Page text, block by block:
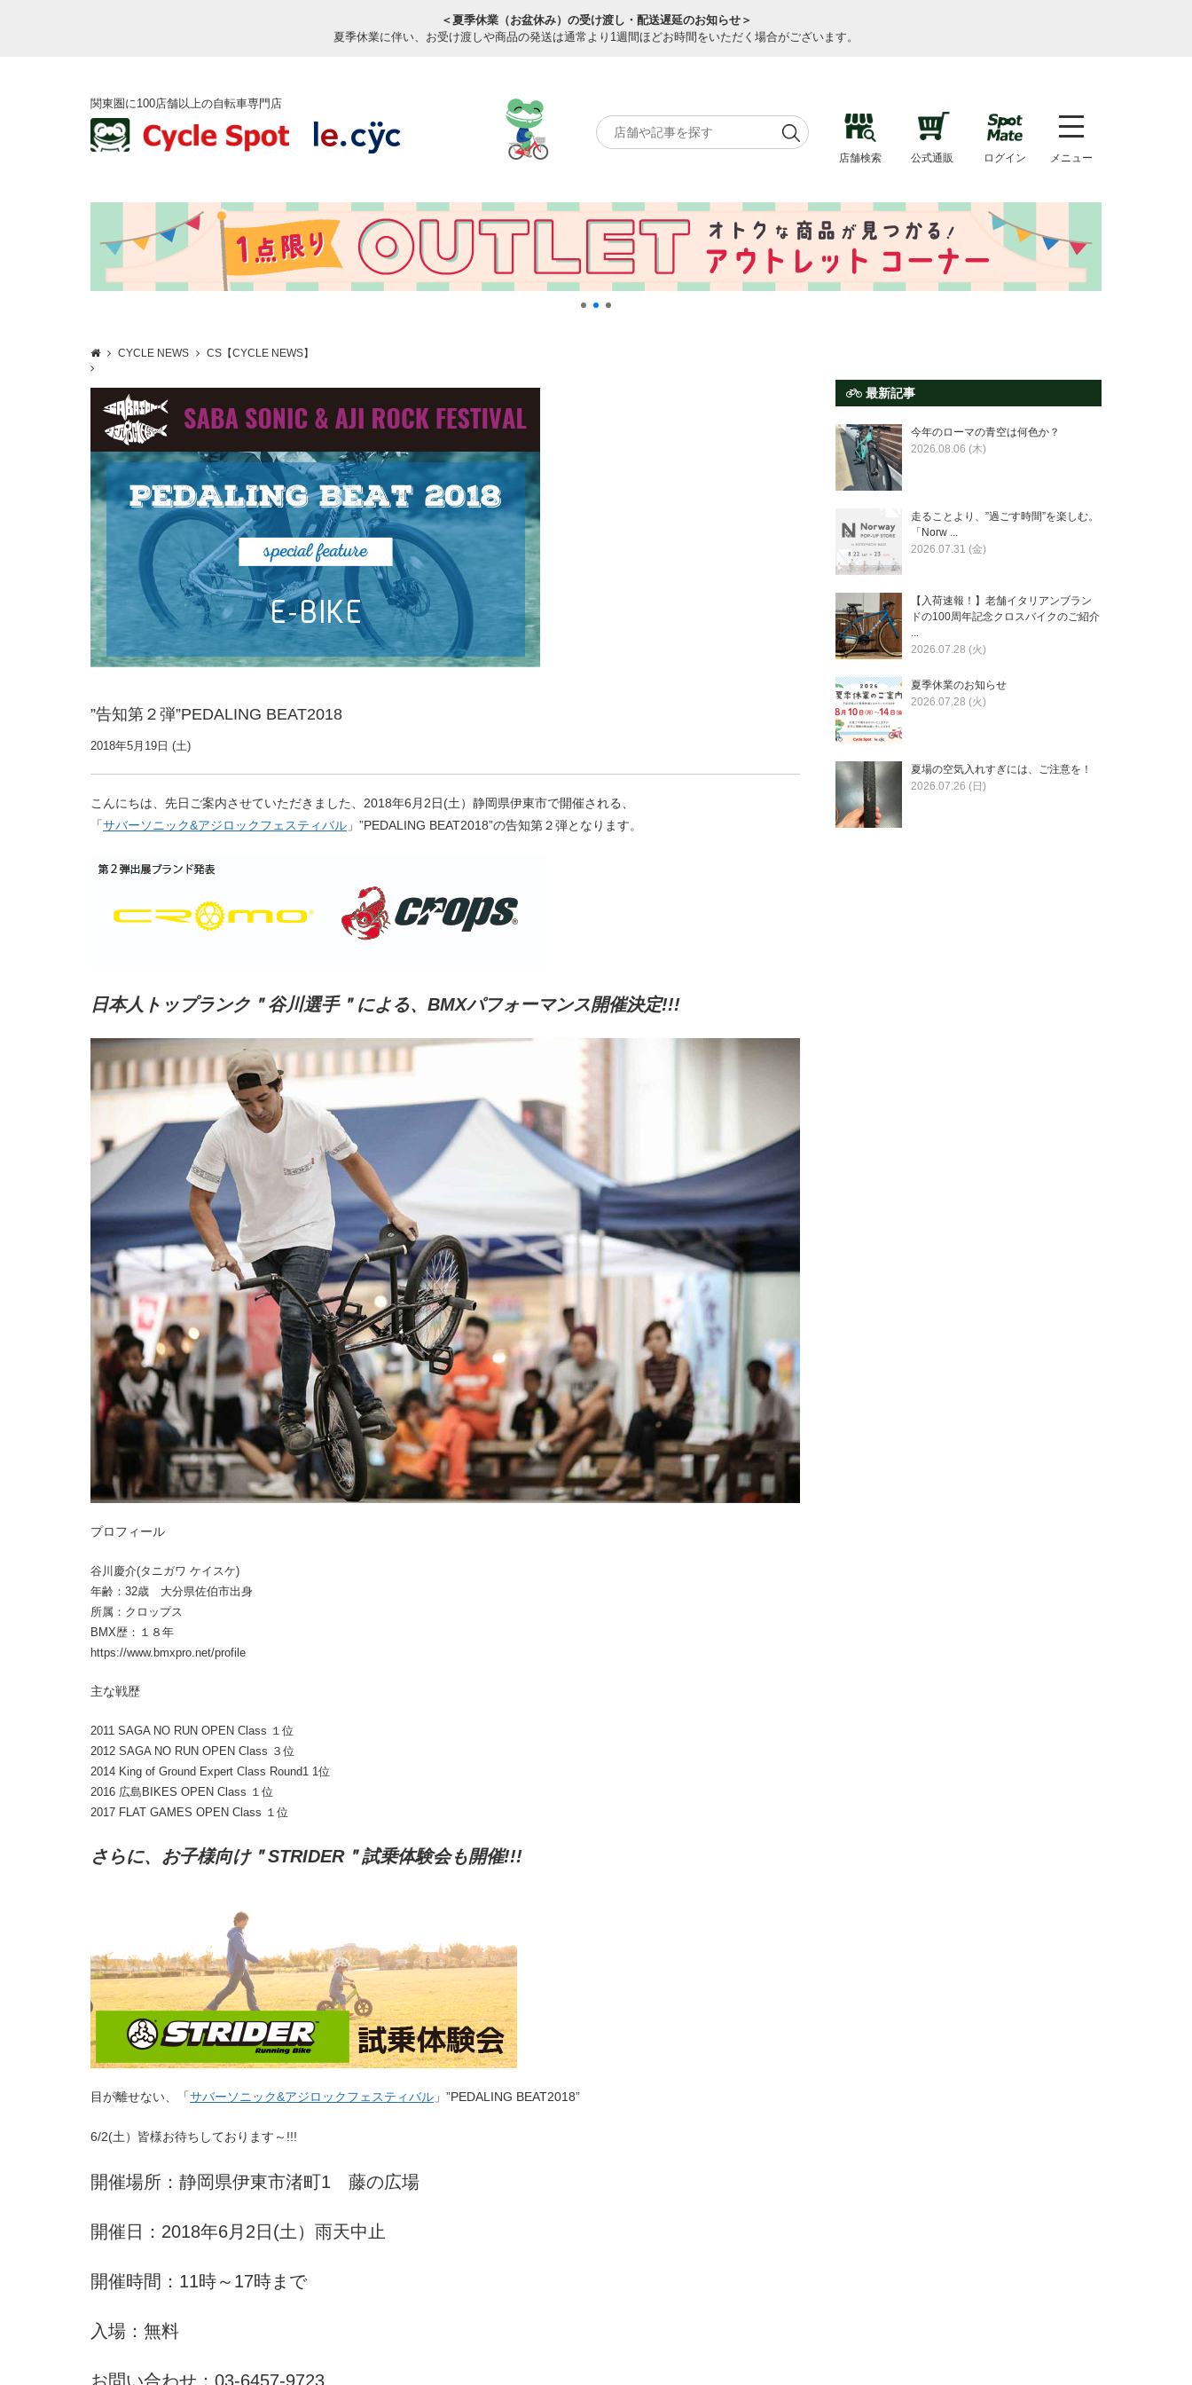
＜夏季休業（お盆休み）の受け渡し・配送遅延のお知らせ＞
夏季休業に伴い、お受け渡しや商品の発送は通常より1週間ほどお時間をいただく場合がございます。
関東圏に100店舗以上の自転車専門店
店舗検索 公式通販 ログイン メニュー
CYCLE NEWS CS【CYCLE NEWS】
”告知第２弾”PEDALING BEAT2018
2018年5月19日 (土)
こんにちは、先日ご案内させていただきました、2018年6月2日(土）静岡県伊東市で開催される、
「サバーソニック&アジロックフェスティバル 」”PEDALING BEAT2018”の告知第２弾となります。
日本人トップランク＂谷川選手＂による、BMXパフォーマンス開催決定!!!
プロフィール
谷川慶介(タニガワ ケイスケ)
年齢：32歳 大分県佐伯市出身
所属：クロップス
BMX歴：１８年
https://www.bmxpro.net/profile
主な戦歴
2011 SAGA NO RUN OPEN Class １位
2012 SAGA NO RUN OPEN Class ３位
2014 King of Ground Expert Class Round1 1位
2016 広島BIKES OPEN Class １位
2017 FLAT GAMES OPEN Class １位
さらに、お子様向け＂STRIDER＂試乗体験会も開催!!!
目が離せない、「サバーソニック&アジロックフェスティバル 」”PEDALING BEAT2018”
6/2(土）皆様お待ちしております～!!!
開催場所：静岡県伊東市渚町1 藤の広場
開催日：2018年6月2日(土）雨天中止
開催時間：11時～17時まで
入場：無料
お問い合わせ：03-6457-9723
最新記事
今年のローマの青空は何色か？
2026.08.06 (木)
走ることより、”過ごす時間”を楽しむ。
「Norw ...
2026.07.31 (金)
【入荷速報！】老舗イタリアンブラン
ドの100周年記念クロスバイクのご紹介
...
2026.07.28 (火)
夏季休業のお知らせ
2026.07.28 (火)
夏場の空気入れすぎには、ご注意を！
2026.07.26 (日)